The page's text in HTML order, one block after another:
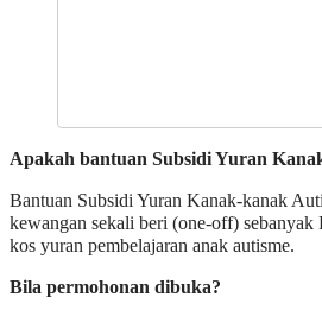
Apakah bantuan Subsidi Yuran
Bantuan Subsidi Yuran Kanak-kanak
kewangan sekali beri (one-off)
kos yuran pembelajaran anak autisme.
Bila permohonan dibuka?